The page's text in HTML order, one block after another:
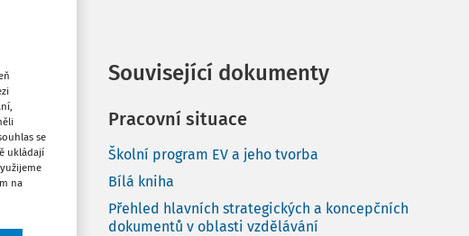
Oblíbené
Stáhnout
Související dokumenty
Pracovní situace
Školní program EV a jeho tvorba
Bílá kniha
Přehled hlavních strategických a koncepčních
dokumentů v oblasti vzdělávání
se
ukládají
na